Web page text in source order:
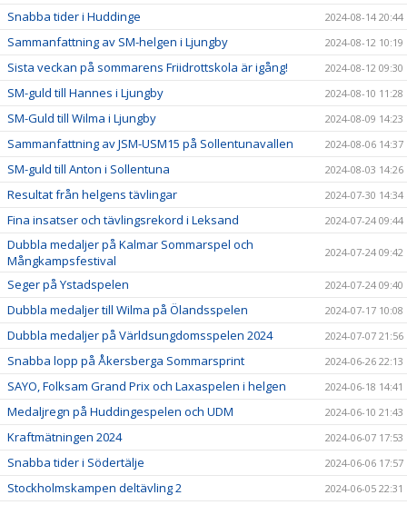
Snabba tider i Huddinge 2024-08-14 20:44
Sammanfattning av SM-helgen i Ljungby 2024-08-12 10:19
Sista veckan på sommarens Friidrottskola är igång! 2024-08-12 09:30
SM-guld till Hannes i Ljungby 2024-08-10 11:28
SM-Guld till Wilma i Ljungby 2024-08-09 14:23
Sammanfattning av JSM-USM15 på Sollentunavallen 2024-08-06 14:37
SM-guld till Anton i Sollentuna 2024-08-03 14:26
Resultat från helgens tävlingar 2024-07-30 14:34
Fina insatser och tävlingsrekord i Leksand 2024-07-24 09:44
Dubbla medaljer på Kalmar Sommarspel och
Mångkampsfestival
2024-07-24 09:42
Seger på Ystadspelen 2024-07-24 09:40
Dubbla medaljer till Wilma på Ölandsspelen 2024-07-17 10:08
Dubbla medaljer på Världsungdomsspelen 2024 2024-07-07 21:56
Snabba lopp på Åkersberga Sommarsprint 2024-06-26 22:13
SAYO, Folksam Grand Prix och Laxaspelen i helgen 2024-06-18 14:41
Medaljregn på Huddingespelen och UDM 2024-06-10 21:43
Kraftmätningen 2024 2024-06-07 17:53
Snabba tider i Södertälje 2024-06-06 17:57
Stockholmskampen deltävling 2 2024-06-05 22:31